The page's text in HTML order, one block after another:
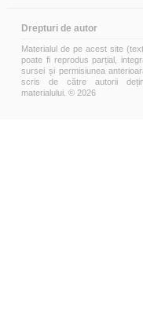
Drepturi de autor
Materialul de pe acest site
poate fi reprodus parțial,
sursei și permisiunea
scris de către autorii
materialului. © 2026